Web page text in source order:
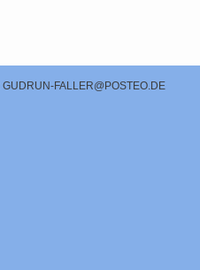
GUDRUN-FALLER@POSTEO.DE